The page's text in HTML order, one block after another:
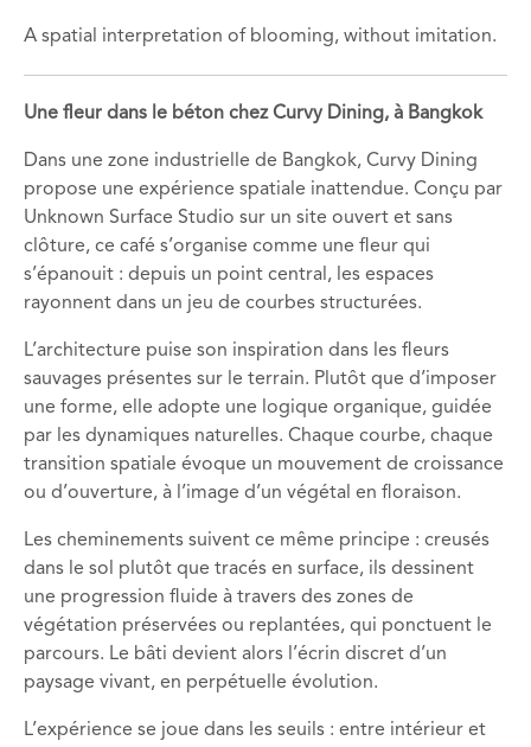
A spatial interpretation of blooming, without imitation.
Une fleur dans le béton chez Curvy Dining, à Bangkok
Dans une zone industrielle de Bangkok, Curvy Dining
propose une expérience spatiale inattendue. Conçu par
Unknown Surface Studio sur un site ouvert et sans
clôture, ce café s’organise comme une fleur qui
s’épanouit : depuis un point central, les espaces
rayonnent dans un jeu de courbes structurées.
L’architecture puise son inspiration dans les fleurs
sauvages présentes sur le terrain. Plutôt que d’imposer
une forme, elle adopte une logique organique, guidée
par les dynamiques naturelles. Chaque courbe, chaque
transition spatiale évoque un mouvement de croissance
ou d’ouverture, à l’image d’un végétal en floraison.
Les cheminements suivent ce même principe : creusés
dans le sol plutôt que tracés en surface, ils dessinent
une progression fluide à travers des zones de
végétation préservées ou replantées, qui ponctuent le
parcours. Le bâti devient alors l’écrin discret d’un
paysage vivant, en perpétuelle évolution.
L’expérience se joue dans les seuils : entre intérieur et